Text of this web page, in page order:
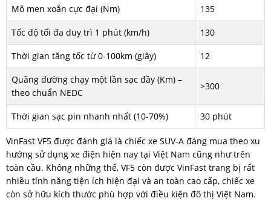
Mô men xoắn cực đại (Nm) 135
Tốc độ tối đa duy trì 1 phút (km/h) 130
Thời gian tăng tốc từ 0-100km (giây) 12
Quãng đường chạy một lần sạc đầy (Km) –
theo chuẩn NEDC
>300
Thời gian sạc pin nhanh nhất (10-70%) 30 phút
VinFast VF5 được đánh giá là chiếc xe SUV-A đáng mua theo xu
hướng sử dụng xe điện hiện nay tại Việt Nam cũng như trên
toàn cầu. Không những thế, VF5 còn được VinFast trang bị rất
nhiều tính năng tiện ích hiện đại và an toàn cao cấp, chiếc xe
còn sở hữu kích thước phù hợp với điều kiện đô thị Việt Nam.